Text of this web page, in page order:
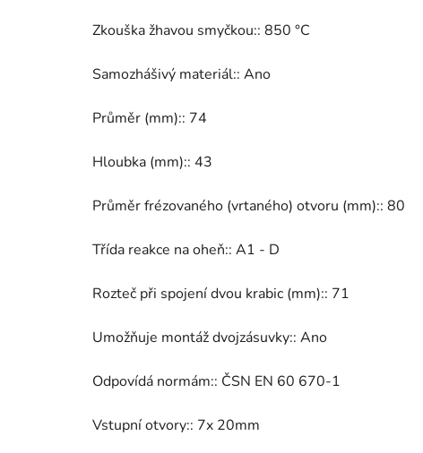
Zkouška žhavou smyčkou:: 850 °C
Samozhášivý materiál:: Ano
Průměr (mm):: 74
Hloubka (mm):: 43
Průměr frézovaného (vrtaného) otvoru (mm):: 80
Třída reakce na oheň:: A1 - D
Rozteč při spojení dvou krabic (mm):: 71
Umožňuje montáž dvojzásuvky:: Ano
Odpovídá normám:: ČSN EN 60 670-1
Vstupní otvory:: 7x 20mm